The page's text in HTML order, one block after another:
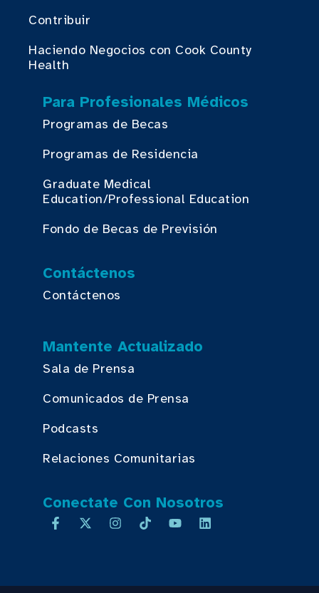
Contribuir
Haciendo Negocios con Cook County
Health
Para Profesionales Médicos
Programas de Becas
Programas de Residencia
Graduate Medical
Education/Professional Education
Fondo de Becas de Previsión
Contáctenos
Contáctenos
Mantente Actualizado
Sala de Prensa
Comunicados de Prensa
Podcasts
Relaciones Comunitarias
Conectate Con Nosotros